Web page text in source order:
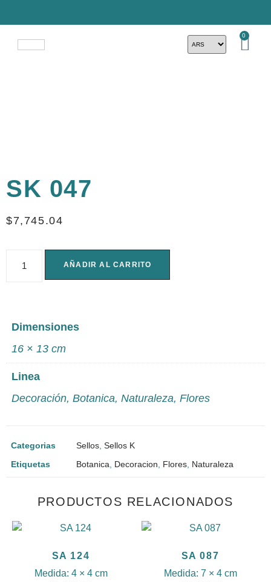
0
SK 047
$7,745.04
AÑADIR AL CARRITO
Dimensiones
16 × 13 cm
Linea
Decoración, Botanica, Naturaleza, Flores
Categorias Sellos, Sellos K
Etiquetas
Botanica, Decoracion, Flores, Naturaleza
PRODUCTOS RELACIONADOS
SA 124
Medida: 4 × 4 cm
SA 087
Medida: 7 × 4 cm